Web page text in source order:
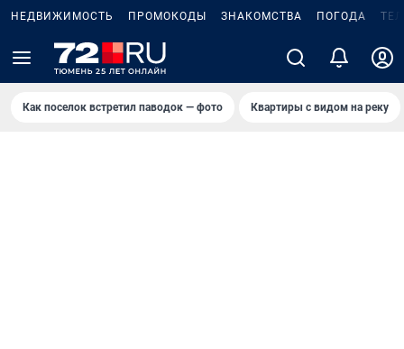
НЕДВИЖИМОСТЬ ПРОМОКОДЫ ЗНАКОМСТВА ПОГОДА
Как поселок встретил паводок — фото Квартиры с видом на реку